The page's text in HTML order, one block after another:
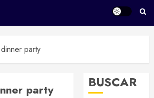
party
party BUSCAR